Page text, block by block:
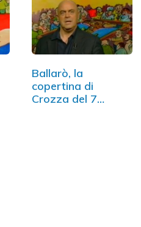
Ballarò, la
copertina di
Crozza del 7